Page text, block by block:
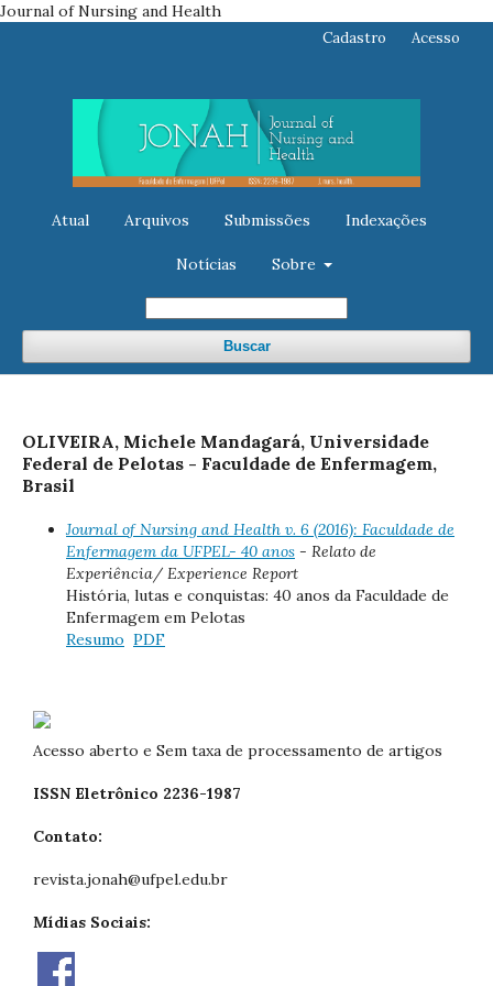
Journal of Nursing and Health
Atual Arquivos Submissões Indexações
Notícias Sobre
Buscar
Cadastro Acesso
OLIVEIRA, Michele Mandagará, Universidade
Federal de Pelotas - Faculdade de Enfermagem,
Brasil
Journal of Nursing and Health v. 6 (2016): Faculdade de
Enfermagem da UFPEL- 40 anos - Relato de
Experiência/ Experience Report
História, lutas e conquistas: 40 anos da Faculdade de
Enfermagem em Pelotas
Resumo PDF
Acesso aberto e Sem taxa de processamento de artigos
ISSN Eletrônico 2236-1987
Contato:
revista.jonah@ufpel.edu.br
Mídias Sociais: